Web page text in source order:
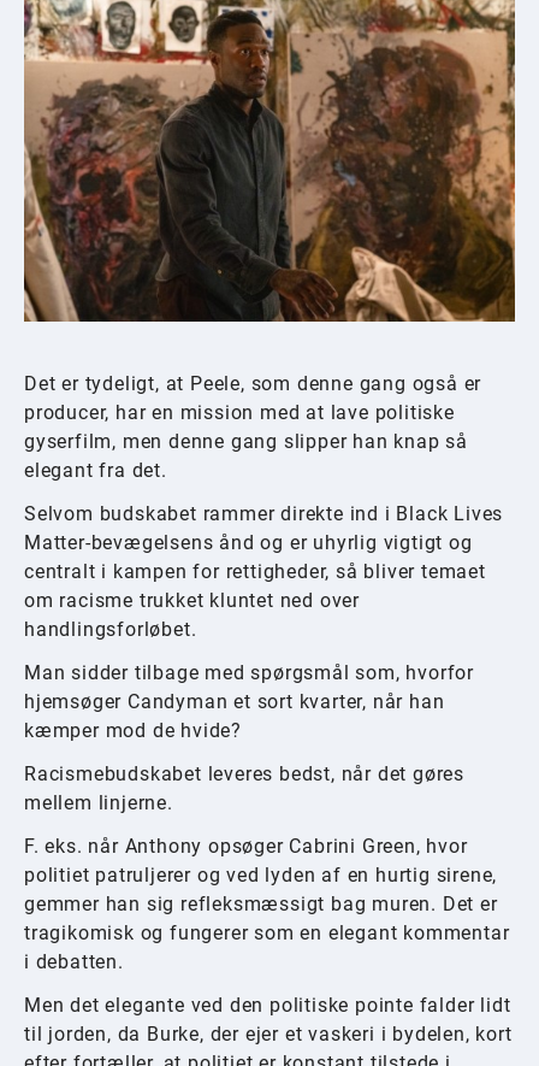
Det er tydeligt, at Peele, som denne gang også er
producer, har en mission med at lave politiske
gyserfilm, men denne gang slipper han knap så
elegant fra det.
Selvom budskabet rammer direkte ind i Black Lives
Matter-bevægelsens ånd og er uhyrlig vigtigt og
centralt i kampen for rettigheder, så bliver temaet
om racisme trukket kluntet ned over
handlingsforløbet.
Man sidder tilbage med spørgsmål som, hvorfor
hjemsøger Candyman et sort kvarter, når han
kæmper mod de hvide?
Racismebudskabet leveres bedst, når det gøres
mellem linjerne.
F. eks. når Anthony opsøger Cabrini Green, hvor
politiet patruljerer og ved lyden af en hurtig sirene,
gemmer han sig refleksmæssigt bag muren. Det er
tragikomisk og fungerer som en elegant kommentar
i debatten.
Men det elegante ved den politiske pointe falder lidt
til jorden, da Burke, der ejer et vaskeri i bydelen, kort